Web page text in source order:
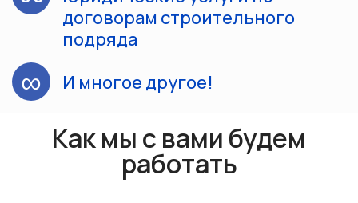
договорам строительного
подряда
∞ И многое другое!
Как мы с вами будем
работать